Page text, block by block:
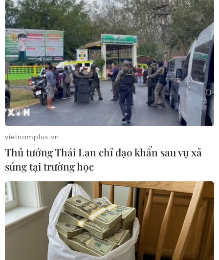
#Biểu tình #Bangkok #Thái Lan
#Baht
#Suthep Thaugsuban
Theo dõi VietnamPlus
vietnamplus.vn
Thủ tướng Thái Lan chỉ đạo khẩn sau vụ xả
súng tại trường học